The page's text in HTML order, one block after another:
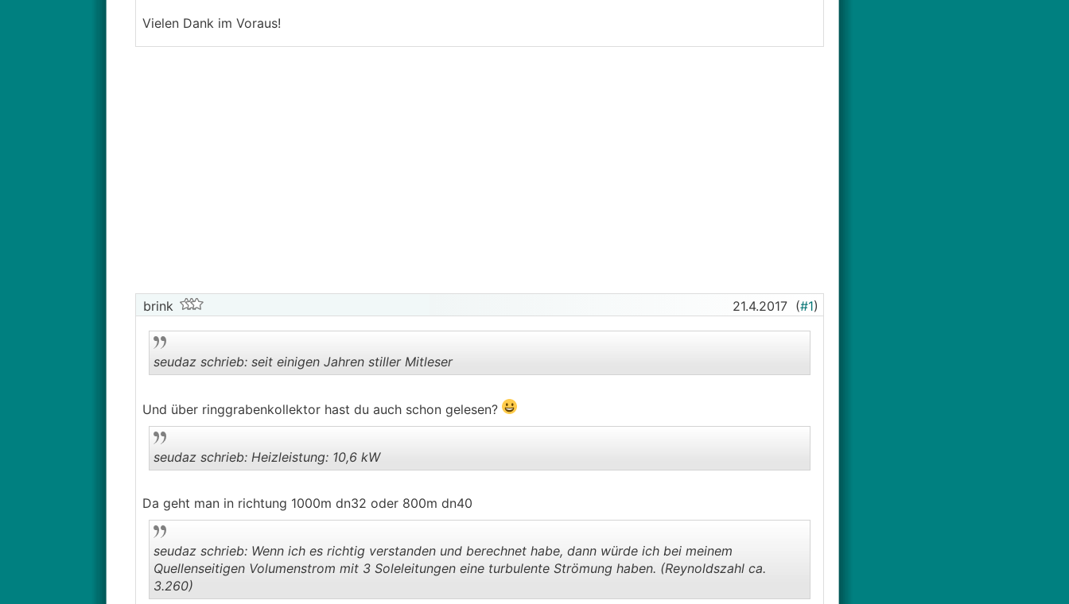
Vielen Dank im Voraus!
brink 21.4.2017 (#1)
..
seudaz schrieb: seit einigen Jahren stiller Mitleser
Und über ringgrabenkollektor hast du auch schon gelesen?
..
seudaz schrieb: Heizleistung: 10,6 kW
Da geht man in richtung 1000m dn32 oder 800m dn40
seudaz schrieb: Wenn ich es richtig verstanden und berechnet habe, dann würde ich bei meinem
Quellenseitigen Volumenstrom mit 3 Soleleitungen eine turbulente Strömung haben. (Reynoldszahl ca.
3.260)